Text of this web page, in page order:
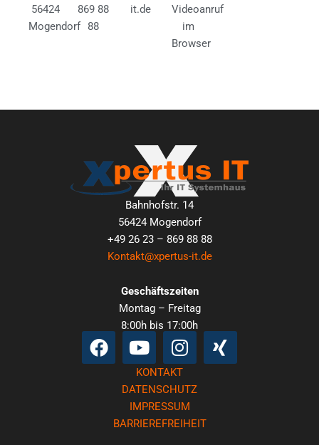
56424
Mogendorf
869 88
88
it.de
Videoanruf
im
Browser
Bahnhofstr. 14
56424 Mogendorf
+49 26 23 – 869 88 88
Kontakt@xpertus-it.de
Geschäftszeiten
Montag – Freitag
8:00h bis 17:00h
Facebook
YoutubeInstagram
Xing
KONTAKT
DATENSCHUTZ
IMPRESSUM
BARRIEREFREIHEIT